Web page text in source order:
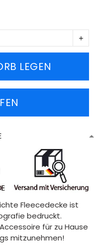
LEGEN
Fleecedecke ist
bedruckt.
für zu Hause
mitzunehmen!